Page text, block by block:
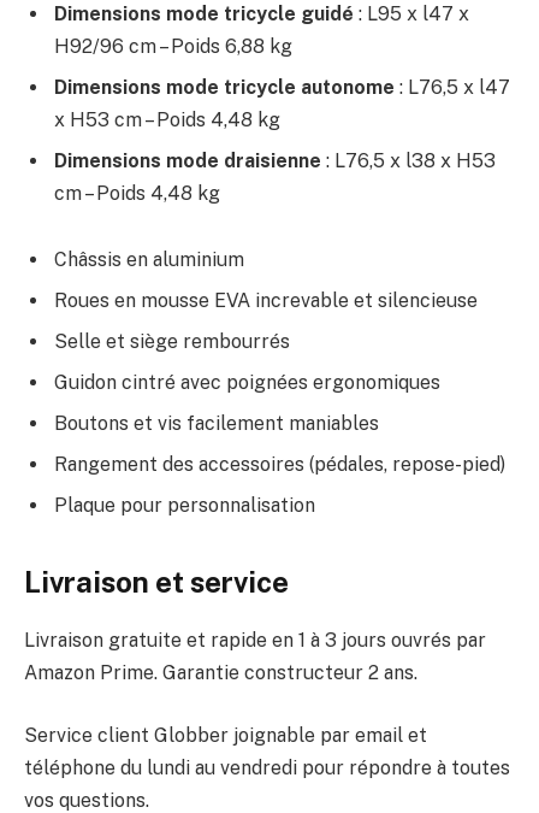
Dimensions mode tricycle guidé : L95 x l47 x
H92/96 cm – Poids 6,88 kg
Dimensions mode tricycle autonome : L76,5 x l47
x H53 cm – Poids 4,48 kg
Dimensions mode draisienne : L76,5 x l38 x H53
cm – Poids 4,48 kg
Châssis en aluminium
Roues en mousse EVA increvable et silencieuse
Selle et siège rembourrés
Guidon cintré avec poignées ergonomiques
Boutons et vis facilement maniables
Rangement des accessoires (pédales, repose-pied)
Plaque pour personnalisation
Livraison et service
Livraison gratuite et rapide en 1 à 3 jours ouvrés par
Amazon Prime. Garantie constructeur 2 ans.
Service client Globber joignable par email et
téléphone du lundi au vendredi pour répondre à toutes
vos questions.